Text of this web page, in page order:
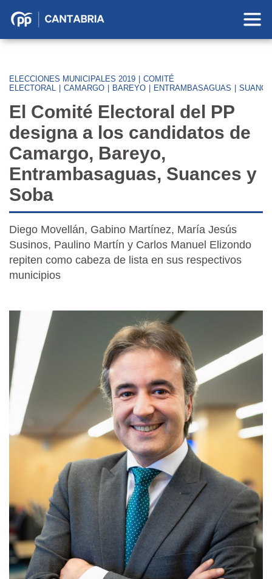
Partido
Cantabria
ELECCIONES MUNICIPALES 2019
COMITÉ
ELECTORAL
CAMARGO BAREYO ENTRAMBASAGUAS
El Comité Electoral del PP
designa a los candidatos de
Camargo, Bareyo,
Entrambasaguas, Suances y
Soba
Diego Movellán, Gabino Martínez, María Jesús
Susinos, Paulino Martín y Carlos Manuel Elizondo
repiten como cabeza de lista en sus respectivos
municipios